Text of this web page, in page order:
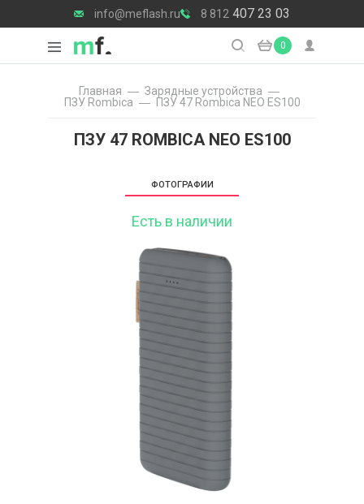
info@meflash.ru 8 812 407 23 03
0
Главная
Зарядные уcтройства
ПЗУ Rombica
ПЗУ 47 Rombica NEO ES100
ПЗУ 47 ROMBICA NEO ES100
ФОТОГРАФИИ
Есть в наличии